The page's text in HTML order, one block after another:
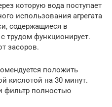
которую вода поступает
использования агрегата
содержащиеся в
трудом функционирует.
засоров.
положить
кислотой на 30 минут.
фильтр полностью